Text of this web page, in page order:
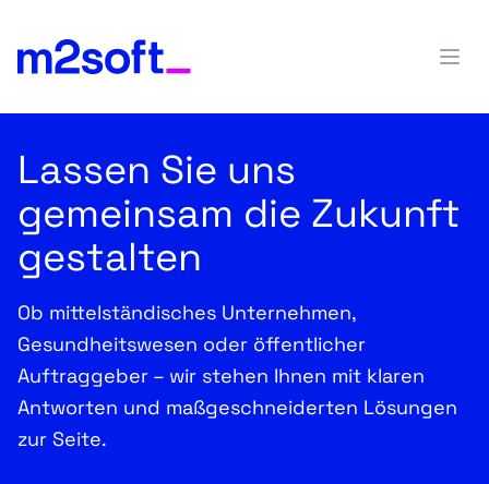
Lassen Sie uns
gemeinsam die Zukunft
gestalten
Ob mittelständisches Unternehmen,
Gesundheitswesen oder öffentlicher
Auftraggeber – wir stehen Ihnen mit klaren
Antworten und maßgeschneiderten Lösungen
zur Seite.